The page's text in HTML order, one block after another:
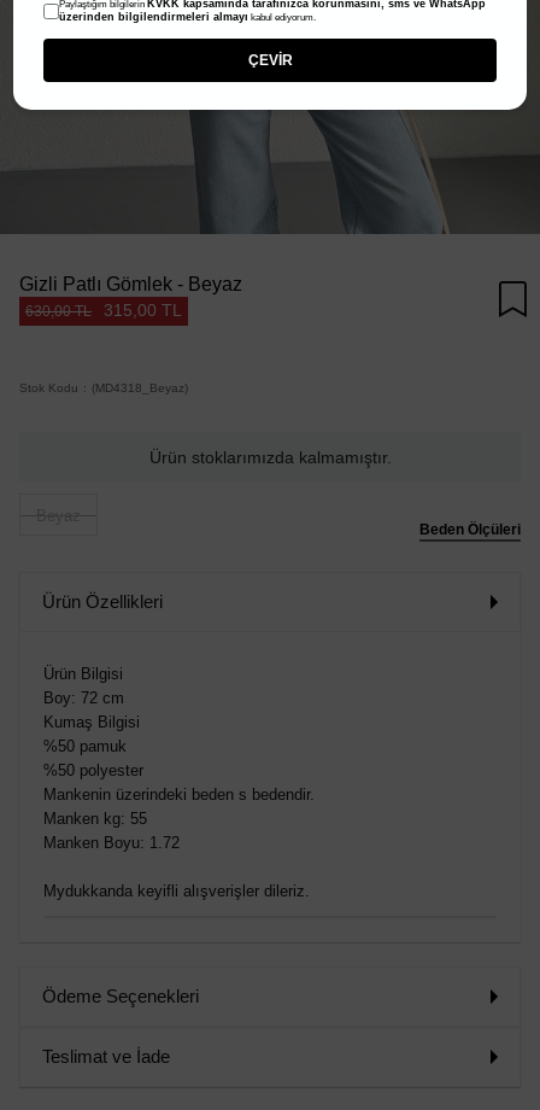
Gizli Patlı Gömlek - Beyaz
630,00 TL 315,00 TL
Stok Kodu (MD4318_Beyaz)
Ürün stoklarımızda kalmamıştır.
Beden Ölçüleri
Ürün Özellikleri
Ürün Bilgisi
Boy: 72 cm
Kumaş Bilgisi
%50 pamuk
%50 polyester
Mankenin üzerindeki beden s bedendir.
Manken kg: 55
Manken Boyu: 1.72
Mydukkanda keyifli alışverişler dileriz.
Ödeme Seçenekleri
Teslimat ve İade
Paylaştığım bilgilerin KVKK kapsamında tarafınızca korunmasını, sms ve WhatsApp
üzerinden bilgilendirmeleri almayı kabul ediyorum.
ÇEVİR